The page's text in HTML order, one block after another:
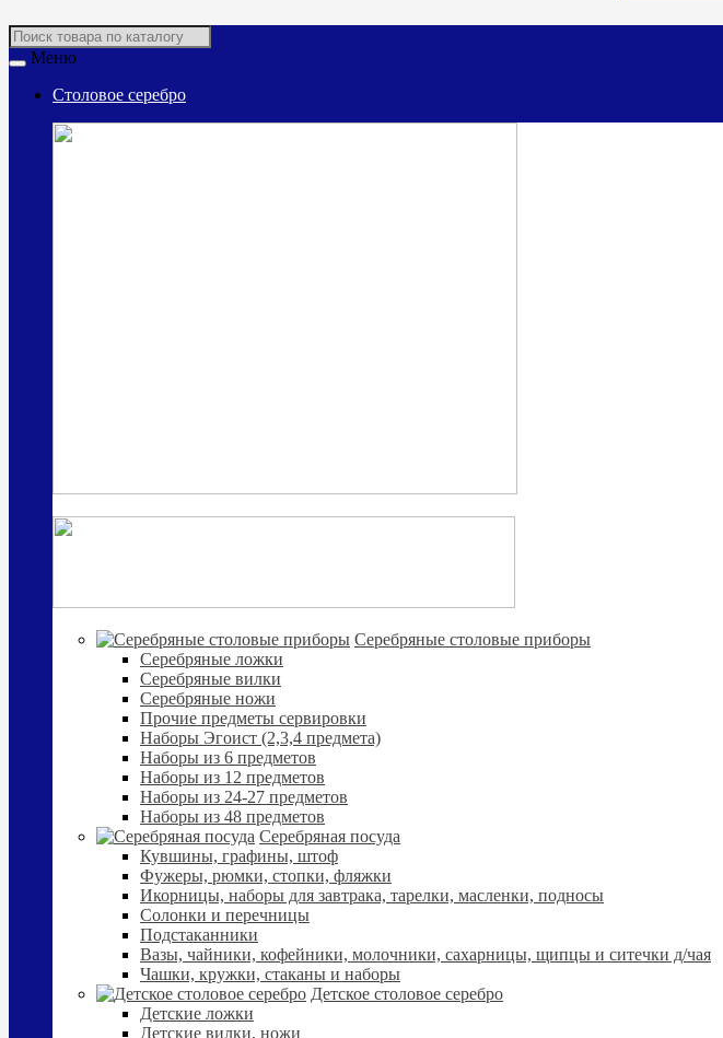
Меню
Столовое серебро
Cеребряные столовые приборы
Серебряные ложки
Серебряные вилки
Серебряные ножи
Прочие предметы сервировки
Наборы Эгоист (2,3,4 предмета)
Наборы из 6 предметов
Наборы из 12 предметов
Наборы из 24-27 предметов
Наборы из 48 предметов
Серебряная посуда
Кувшины, графины, штоф
Фужеры, рюмки, стопки, фляжки
Икорницы, наборы для завтрака, тарелки, масленки, подносы
Солонки и перечницы
Подстаканники
Вазы, чайники, кофейники, молочники, сахарницы, щипцы и ситечки д/чая
Чашки, кружки, стаканы и наборы
Детское столовое серебро
Детские ложки
Детские вилки, ножи